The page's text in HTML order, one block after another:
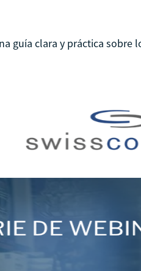
guía clara y práctica